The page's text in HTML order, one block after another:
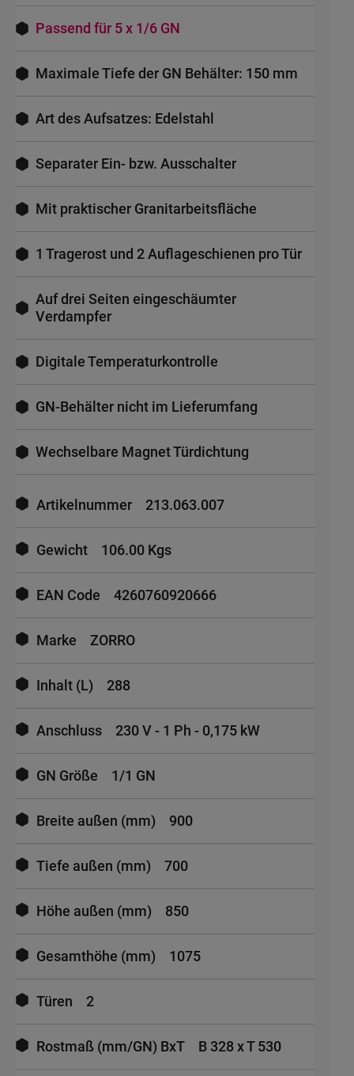
Passend für 5 x 1/6 GN
Maximale Tiefe der GN Behälter: 150 mm
Art des Aufsatzes: Edelstahl
Separater Ein- bzw. Ausschalter
Mit praktischer Granitarbeitsfläche
1 Tragerost und 2 Auflageschienen pro Tür
Auf drei Seiten eingeschäumter
Verdampfer
Digitale Temperaturkontrolle
GN-Behälter nicht im Lieferumfang
Wechselbare Magnet Türdichtung
Informationen
Artikelnummer 213.063.007
Gewicht 106.00 Kgs
EAN Code 4260760920666
Marke ZORRO
Inhalt (L) 288
Anschluss 230 V - 1 Ph - 0,175 kW
GN Größe 1/1 GN
Breite außen (mm) 900
Tiefe außen (mm) 700
Höhe außen (mm) 850
Gesamthöhe (mm) 1075
Türen 2
Rostmaß (mm/GN) BxT B 328 x T 530